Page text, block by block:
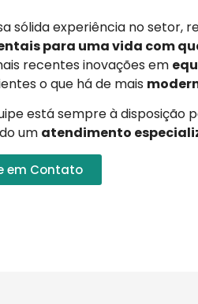
sólida experiência no setor,
para uma vida com
recentes inovações em
o que há de mais
está sempre à
um atendimento
em Contato